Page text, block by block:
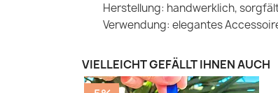
Herstellung: handwerklich,
Verwendung: elegantes
VIELLEICHT GEFÄLLT IHNEN AUCH